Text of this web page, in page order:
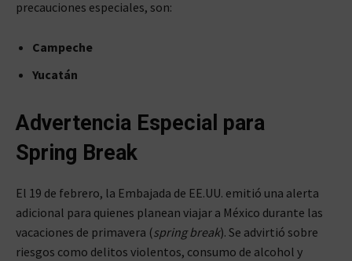
precauciones especiales, son:
Campeche
Yucatán
Advertencia Especial para
Spring Break
El 19 de febrero, la Embajada de EE.UU. emitió una alerta
adicional para quienes planean viajar a México durante las
vacaciones de primavera (spring break). Se advirtió sobre
riesgos como delitos violentos, consumo de alcohol y